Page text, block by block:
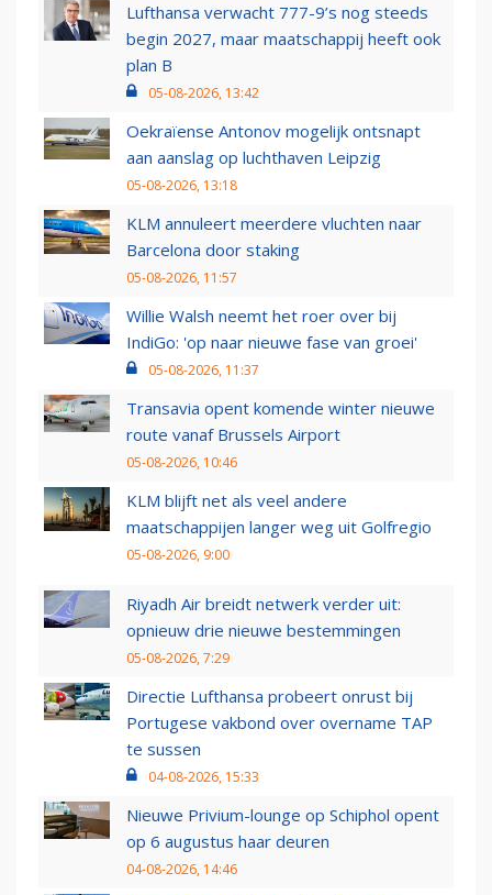
Lufthansa verwacht 777-9’s nog steeds
begin 2027, maar maatschappij heeft ook
plan B
05-08-2026, 13:42
Oekraïense Antonov mogelijk ontsnapt
aan aanslag op luchthaven Leipzig
05-08-2026, 13:18
KLM annuleert meerdere vluchten naar
Barcelona door staking
05-08-2026, 11:57
Willie Walsh neemt het roer over bij
IndiGo: 'op naar nieuwe fase van groei'
05-08-2026, 11:37
Transavia opent komende winter nieuwe
route vanaf Brussels Airport
05-08-2026, 10:46
KLM blijft net als veel andere
maatschappijen langer weg uit Golfregio
05-08-2026, 9:00
Riyadh Air breidt netwerk verder uit:
opnieuw drie nieuwe bestemmingen
05-08-2026, 7:29
Directie Lufthansa probeert onrust bij
Portugese vakbond over overname TAP
te sussen
04-08-2026, 15:33
Nieuwe Privium-lounge op Schiphol opent
op 6 augustus haar deuren
04-08-2026, 14:46